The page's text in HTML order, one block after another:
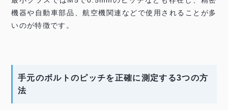
機器や自動車部品、航空機関連などで使用されることが多
いのが特徴です。
手元のボルトのピッチを正確に測定する3つの方
法